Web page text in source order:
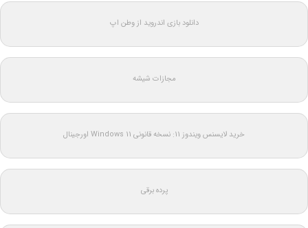
دانلود بازی اندروید از وطن اپ
مجازات شیشه
خرید لایسنس ویندوز 11: نسخه قانونی Windows 11 اورجینال
پرده برقی